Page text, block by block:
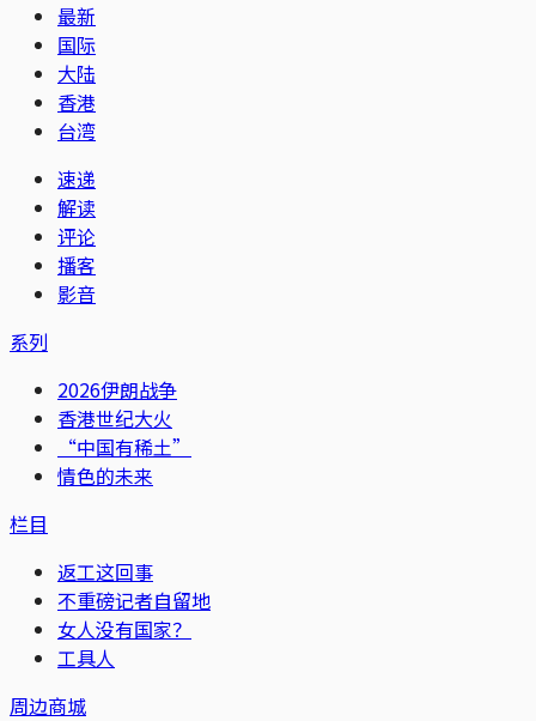
最新
国际
大陆
香港
台湾
速递
解读
评论
播客
影音
系列
2026伊朗战争
香港世纪大火
“中国有稀土”
情色的未来
栏目
返工这回事
不重磅记者自留地
女人没有国家？
工具人
周边商城